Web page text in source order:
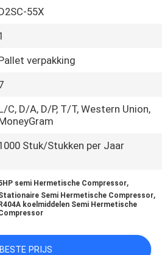
55X
verpakking
C, D/A, D/P, T/T, Western Union,
Stuk/Stukken per Jaar
semi Hermetische Compressor,
Semi Hermetische Compressor,
R404A koelmiddelen Semi Hermetische
BESTE PRIJS